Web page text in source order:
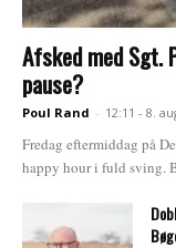
Afsked med Sgt.
pause?
Poul Rand - 12:11 - 8.
Fredag eftermiddag på
happy hour i fuld sving.